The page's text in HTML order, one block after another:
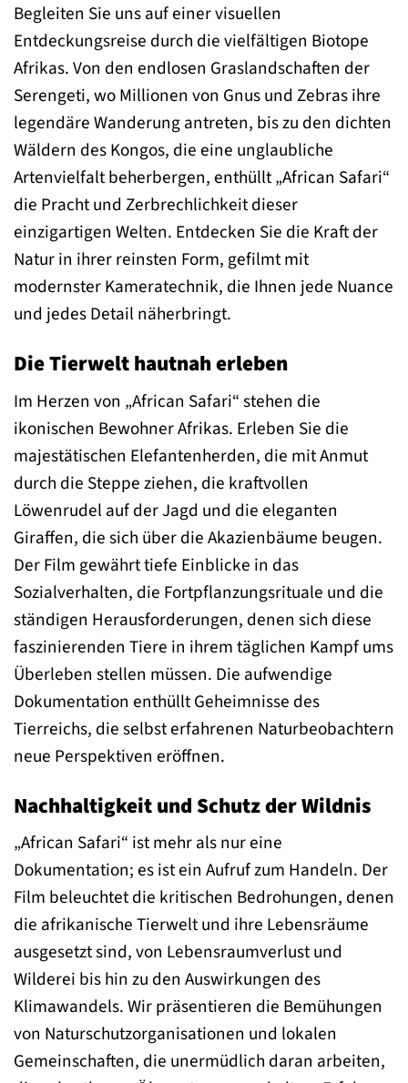
Begleiten Sie uns auf einer visuellen
Entdeckungsreise durch die vielfältigen Biotope
Afrikas. Von den endlosen Graslandschaften der
Serengeti, wo Millionen von Gnus und Zebras ihre
legendäre Wanderung antreten, bis zu den dichten
Wäldern des Kongos, die eine unglaubliche
Artenvielfalt beherbergen, enthüllt „African Safari“
die Pracht und Zerbrechlichkeit dieser
einzigartigen Welten. Entdecken Sie die Kraft der
Natur in ihrer reinsten Form, gefilmt mit
modernster Kameratechnik, die Ihnen jede Nuance
und jedes Detail näherbringt.
Die Tierwelt hautnah erleben
Im Herzen von „African Safari“ stehen die
ikonischen Bewohner Afrikas. Erleben Sie die
majestätischen Elefantenherden, die mit Anmut
durch die Steppe ziehen, die kraftvollen
Löwenrudel auf der Jagd und die eleganten
Giraffen, die sich über die Akazienbäume beugen.
Der Film gewährt tiefe Einblicke in das
Sozialverhalten, die Fortpflanzungsrituale und die
ständigen Herausforderungen, denen sich diese
faszinierenden Tiere in ihrem täglichen Kampf ums
Überleben stellen müssen. Die aufwendige
Dokumentation enthüllt Geheimnisse des
Tierreichs, die selbst erfahrenen Naturbeobachtern
neue Perspektiven eröffnen.
Nachhaltigkeit und Schutz der Wildnis
„African Safari“ ist mehr als nur eine
Dokumentation; es ist ein Aufruf zum Handeln. Der
Film beleuchtet die kritischen Bedrohungen, denen
die afrikanische Tierwelt und ihre Lebensräume
ausgesetzt sind, von Lebensraumverlust und
Wilderei bis hin zu den Auswirkungen des
Klimawandels. Wir präsentieren die Bemühungen
von Naturschutzorganisationen und lokalen
Gemeinschaften, die unermüdlich daran arbeiten,